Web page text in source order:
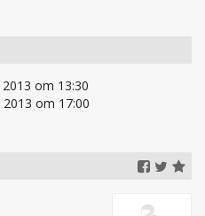
om 13:30
om 17:00